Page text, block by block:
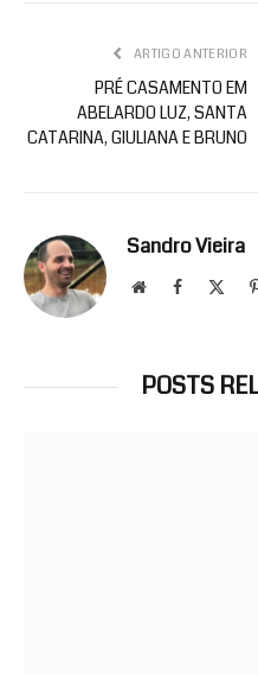
ARTIGO ANTERIOR
PRÉ CASAMENTO EM
ABELARDO LUZ, SANTA
CATARINA, GIULIANA E BRUNO
Sandro Vieira
WebsiteFacebook
POSTS